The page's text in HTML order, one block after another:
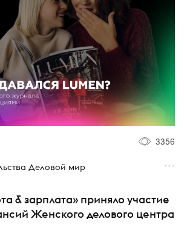
3356
Деловой мир
& зарплата» приняло участие
Женского делового центра